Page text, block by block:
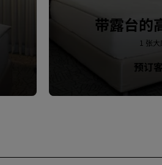
带露台的
1 张大
预订